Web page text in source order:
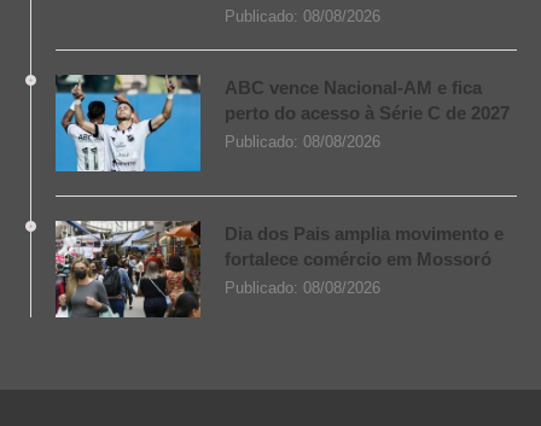
Publicado: 08/08/2026
ABC vence Nacional-AM e fica
perto do acesso à Série C de 2027
Publicado: 08/08/2026
Dia dos Pais amplia movimento e
fortalece comércio em Mossoró
Publicado: 08/08/2026